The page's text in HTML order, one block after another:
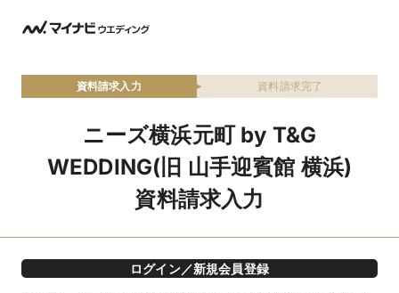
資料請求入力 資料請求完了
ニーズ横浜元町 by T&G
WEDDING(旧 山手迎賓館 横浜)
資料請求入力
ログイン／新規会員登録